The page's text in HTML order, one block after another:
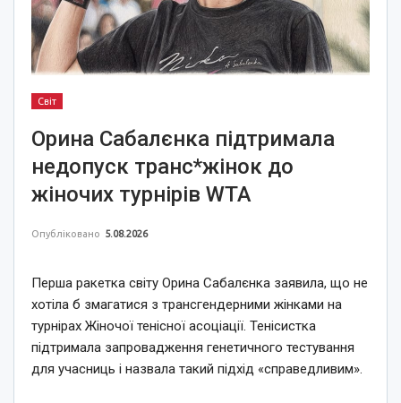
Світ
Орина Сабалєнка підтримала
недопуск транс*жінок до
жіночих турнірів WTA
Опубліковано 5.08.2026
Перша ракетка світу Орина Сабалєнка заявила, що не
хотіла б змагатися з трансгендерними жінками на
турнірах Жіночої тенісної асоціації. Тенісистка
підтримала запровадження генетичного тестування
для учасниць і назвала такий підхід «справедливим».